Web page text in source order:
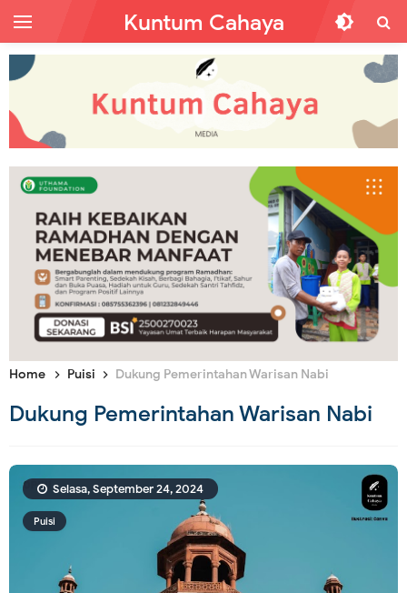
Kuntum Cahaya
Home Puisi Dukung Pemerintahan Warisan Nabi
Dukung Pemerintahan Warisan Nabi
Puisi
Selasa, September 24, 2024